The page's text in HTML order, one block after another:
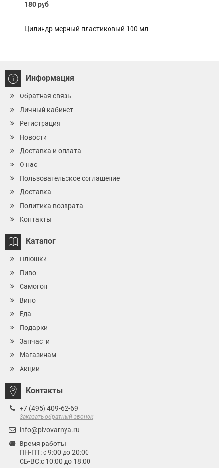
180 руб
Цилиндр мерный пластиковый 100 мл
Информация
Обратная связь
Личный кабинет
Регистрация
Новости
Доставка и оплата
О нас
Пользовательское соглашение
Доставка
Политика возврата
Контакты
Каталог
Плюшки
Пиво
Самогон
Вино
Еда
Подарки
Запчасти
Магазинам
Акции
Контакты
+7 (495) 409-62-69
Заказать обратный звонок
info@pivovarnya.ru
Время работы
ПН-ПТ: с 9:00 до 20:00
СБ-ВС:с 10:00 до 18:00